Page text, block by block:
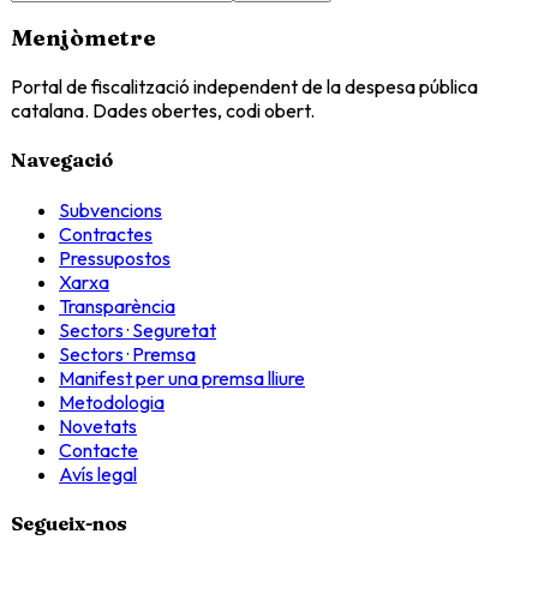
Menjòmetre
Portal de fiscalització independent de la despesa pública
catalana. Dades obertes, codi obert.
Navegació
Subvencions
Contractes
Pressupostos
Xarxa
Transparència
Sectors · Seguretat
Sectors · Premsa
Manifest per una premsa lliure
Metodologia
Novetats
Contacte
Avís legal
Segueix-nos